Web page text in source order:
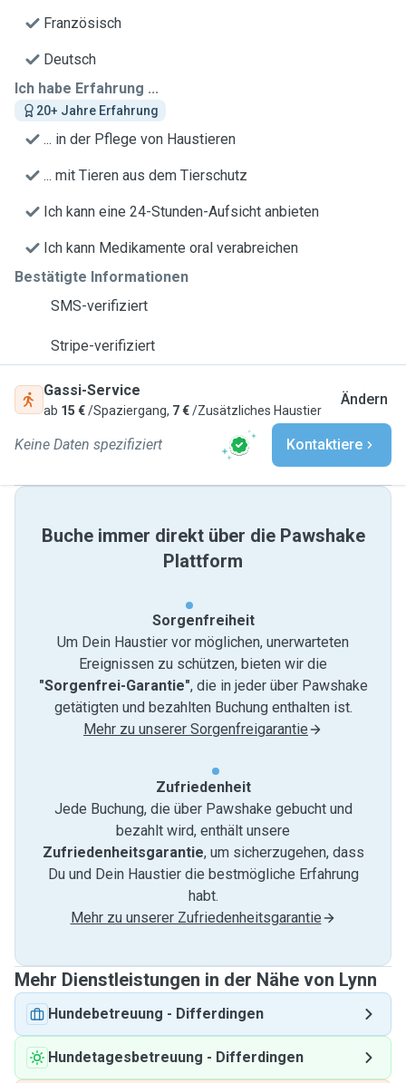
Französisch
Deutsch
Ich habe Erfahrung ...
20+ Jahre Erfahrung
... in der Pflege von Haustieren
... mit Tieren aus dem Tierschutz
Ich kann eine 24-Stunden-Aufsicht anbieten
Ich kann Medikamente oral verabreichen
Bestätigte Informationen
SMS-verifiziert
Stripe-verifiziert
Gassi-Service
ab 15 €/Spaziergang, 7 €/Zusätzliches Haustier
Ändern
Keine Daten spezifiziert Kontaktiere
Buche immer direkt über die Pawshake
Plattform
Sorgenfreiheit
Um Dein Haustier vor möglichen, unerwarteten
Ereignissen zu schützen, bieten wir die
"Sorgenfrei-Garantie", die in jeder über Pawshake
getätigten und bezahlten Buchung enthalten ist.
Mehr zu unserer Sorgenfreigarantie
Zufriedenheit
Jede Buchung, die über Pawshake gebucht und
bezahlt wird, enthält unsere
Zufriedenheitsgarantie, um sicherzugehen, dass
Du und Dein Haustier die bestmögliche Erfahrung
habt.
Mehr zu unserer Zufriedenheitsgarantie
Mehr Dienstleistungen in der Nähe von Lynn
Hundebetreuung - Differdingen
Hundetagesbetreuung - Differdingen